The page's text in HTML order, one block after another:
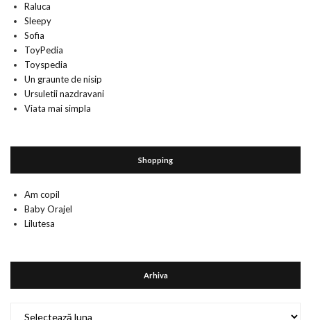
Raluca
Sleepy
Sofia
ToyPedia
Toyspedia
Un graunte de nisip
Ursuletii nazdravani
Viata mai simpla
Shopping
Am copil
Baby Orajel
Lilutesa
Arhiva